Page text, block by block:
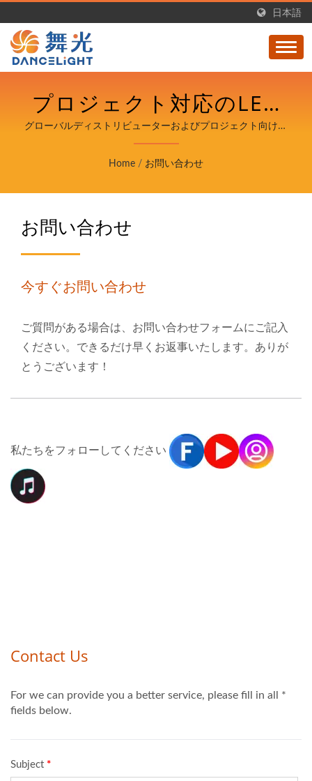
日本語
プロジェクト対応のLED
ライト • データシートと
認証 - DANCELIGHT
グローバルディストリビューターおよびプロジェクト向けの
プロフェッショナルLED照明 - DANCELiGHT
Home / お問い合わせ
お問い合わせ
今すぐお問い合わせ
ご質問がある場合は、お問い合わせフォームにご記入
ください。できるだけ早くお返事いたします。ありが
とうございます！
私たちをフォローしてください